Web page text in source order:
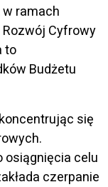
ramach
Rozwój Cyfrowy
to
Budżetu
się
osiągnięcia celu
czerpanie